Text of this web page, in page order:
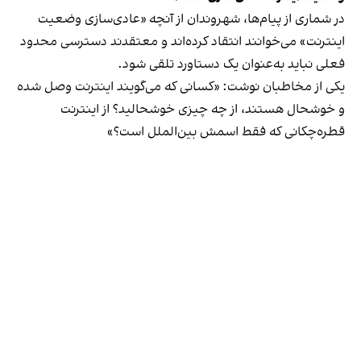
در شماری از پیام‌ها، شهروندان از آنچه «عادی‌سازی وضعیت
اینترنت» می‌خوانند انتقاد کرده‌اند و معتقدند دسترسی محدود
فعلی نباید به‌عنوان یک دستاورد تلقی شود.
یکی از مخاطبان نوشت: «کسانی که می‌گویند اینترنت وصل شده
و خوشحال هستند، از چه چیزی خوشحالید؟ از اینترنت
قطره‌چکانی که فقط اسمش بین‌الملل است؟»